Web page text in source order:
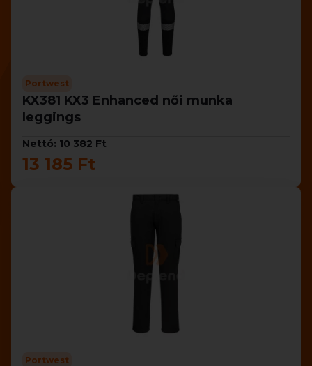
Portwest
KX381 KX3 Enhanced női munka
leggings
Nettó: 10 382 Ft
13 185 Ft
Portwest